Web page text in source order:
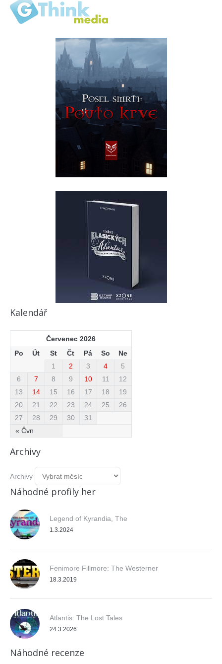
Kalendář
Červenec 2026
Po
Út St Čt Pá So Ne
« Čvn
1 2 3 4
5
6
7 8 9 10 11
12
13
14 15 16 17 18
19
20
21 22 23 24 25
26
27
28 29 30 31
Archivy
Archivy
Náhodné profily her
Legend of Kyrandia, The
1.3.2024
Fenimore Fillmore: The Westerner
18.3.2019
Atlantis: The Lost Tales
24.3.2026
Náhodné recenze